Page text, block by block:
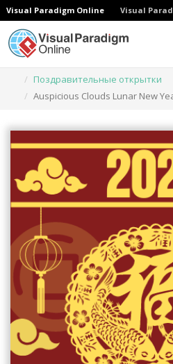
Visual Paradigm Online Visual
Поздравительные открытки
Auspicious Clouds Lunar New